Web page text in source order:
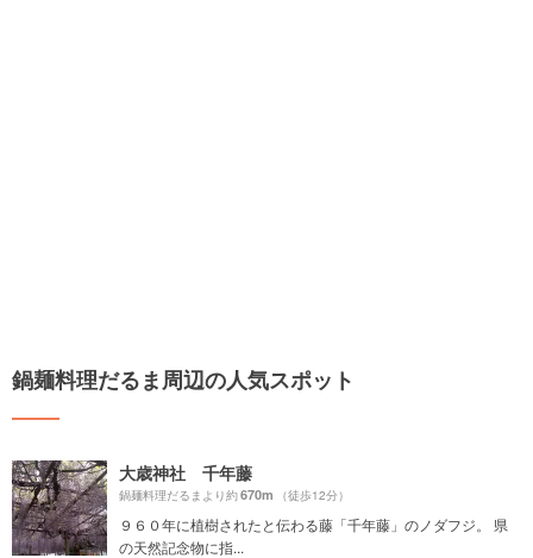
鍋麺料理だるま周辺の人気スポット
大歳神社 千年藤
鍋麺料理だるまより約670m （徒歩12分）
９６０年に植樹されたと伝わる藤「千年藤」のノダフジ。 県
の天然記念物に指...